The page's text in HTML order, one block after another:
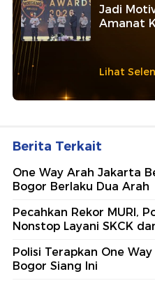
Jadi
Amanat
Lihat
Berita Terkait
One Way Arah Jakarta
Bogor Berlaku Dua Arah
Pecahkan Rekor MURI,
Nonstop Layani SKCK
Polisi Terapkan One
Bogor Siang Ini